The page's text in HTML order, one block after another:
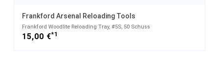
Frankford Arsenal Reloading Tools
Frankford Woodlite Reloading Tray, #5S, 50 Schuss
15,00 €*1